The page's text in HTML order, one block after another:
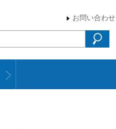
お問い合わせ